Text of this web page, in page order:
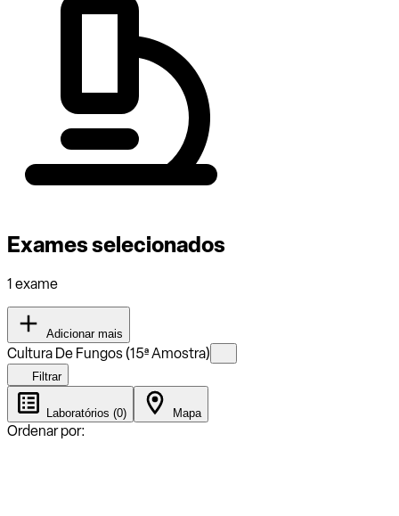
Exames selecionados
1 exame
Adicionar mais
Cultura De Fungos (15ª Amostra)
Filtrar
Laboratórios (0) Mapa
Ordenar por: